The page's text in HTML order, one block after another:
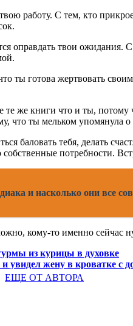
работу. С тем, кто
оправдать твои
ты готова жертвовать
же книги что и ты, потому
что ты мельком упомянула
баловать тебя, делать
потребности.
и насколько они все
кому-то именно сейчас
из курицы в духовке
увидел жену в кроватке с
ЕЩЕ ОТ АВТОРА